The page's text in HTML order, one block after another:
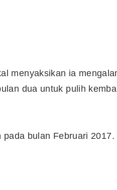
menyaksikan ia
dua untuk pulih
bulan Februari 2017.